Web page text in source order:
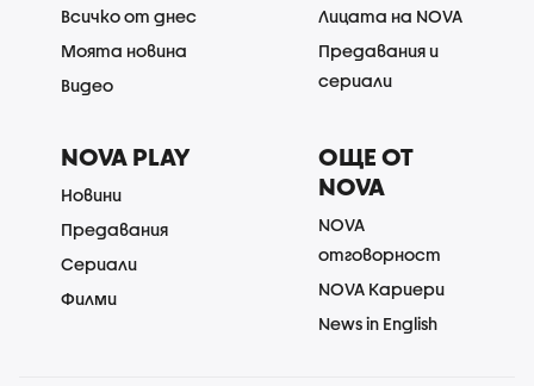
Всичко от днес
Моята новина
Видео
Лицата на NOVA
Предавания и
сериали
NOVA PLAY
Новини
Предавания
Сериали
Филми
ОЩЕ ОТ
NOVA
NOVA
отговорност
NOVA Кариери
News in English